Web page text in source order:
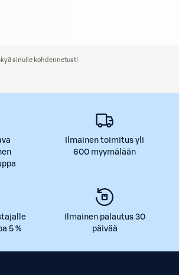
sinulle kohdennetusti
Ilmainen toimitus yli
600 myymälään
5 %
Ilmainen palautus 30
päivää